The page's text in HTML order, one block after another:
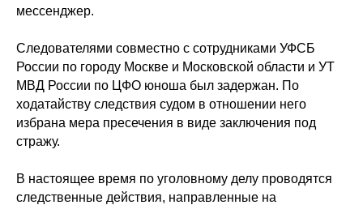
мессенджер.
Следователями совместно с сотрудниками УФСБ
России по городу Москве и Московской области и УТ
МВД России по ЦФО юноша был задержан. По
ходатайству следствия судом в отношении него
избрана мера пресечения в виде заключения под
стражу.
В настоящее время по уголовному делу проводятся
следственные действия, направленные на